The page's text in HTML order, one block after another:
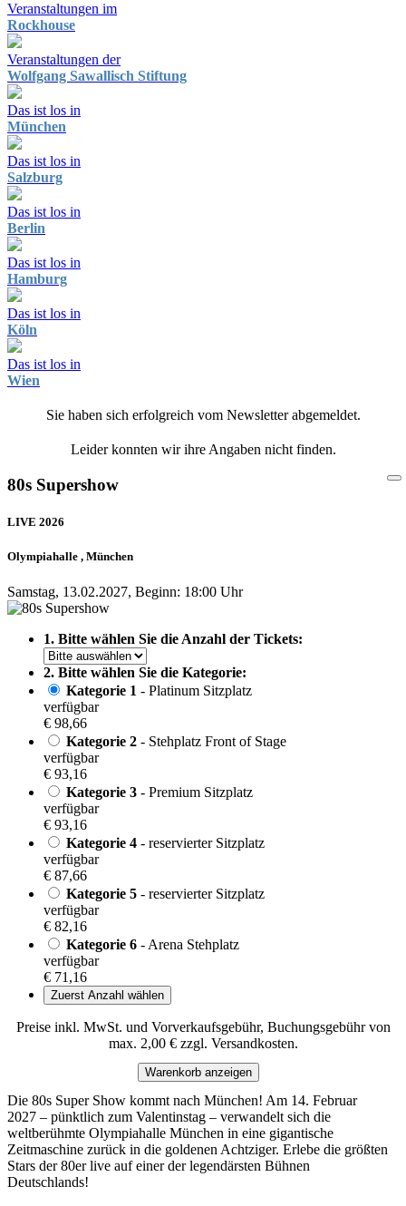
Veranstaltungen im
Rockhouse
Veranstaltungen der
Wolfgang Sawallisch Stiftung
Das ist los in
München
Das ist los in
Salzburg
Das ist los in
Berlin
Das ist los in
Hamburg
Das ist los in
Köln
Das ist los in
Wien
Sie haben sich erfolgreich vom Newsletter abgemeldet.
Leider konnten wir ihre Angaben nicht finden.
80s Supershow
LIVE 2026
Olympiahalle , München
Samstag, 13.02.2027, Beginn: 18:00 Uhr
1. Bitte wählen Sie die Anzahl der Tickets:
2. Bitte wählen Sie die Kategorie:
Kategorie 1 - Platinum Sitzplatz
verfügbar
€ 98,66
Kategorie 2 - Stehplatz Front of Stage
verfügbar
€ 93,16
Kategorie 3 - Premium Sitzplatz
verfügbar
€ 93,16
Kategorie 4 - reservierter Sitzplatz
verfügbar
€ 87,66
Kategorie 5 - reservierter Sitzplatz
verfügbar
€ 82,16
Kategorie 6 - Arena Stehplatz
verfügbar
€ 71,16
Zuerst Anzahl wählen
Preise inkl. MwSt. und Vorverkaufsgebühr, Buchungsgebühr von
max. 2,00 € zzgl. Versandkosten.
Warenkorb anzeigen
Die 80s Super Show kommt nach München! Am 14. Februar
2027 – pünktlich zum Valentinstag – verwandelt sich die
weltberühmte Olympiahalle München in eine gigantische
Zeitmaschine zurück in die goldenen Achtziger. Erlebe die größten
Stars der 80er live auf einer der legendärsten Bühnen
Deutschlands!